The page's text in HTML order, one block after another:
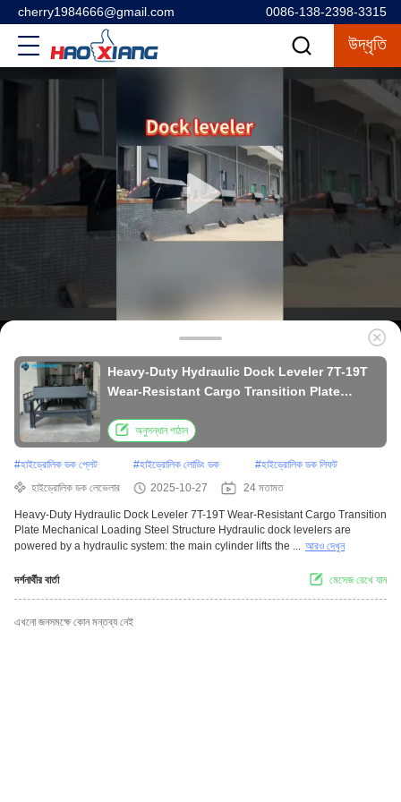
cherry1984666@gmail.com 0086-138-2398-3315
উদ্ধৃতি
Heavy-Duty Hydraulic Dock Leveler 7T-19T
Wear-Resistant Cargo Transition Plate
অনুসন্ধান পাঠান
#হাইড্রোলিক ডক প্লেট #হাইড্রোলিক লোডিং ডক #হাইড্রোলিক ডক লিফট
হাইড্রোলিক ডক লেভেলার
2025-10-27 24 মতামত
Heavy-Duty Hydraulic Dock Leveler 7T-19T Wear-Resistant Cargo Transition
Plate Mechanical Loading Steel Structure Hydraulic dock levelers are
powered by a hydraulic system: the main cylinder lifts the ... আরও দেখুন
দর্শনার্থীর বার্তা মেসেজ রেখে যান
এখনো জনসমক্ষে কোন মন্তব্য নেই